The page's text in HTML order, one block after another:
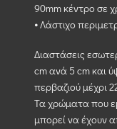
90mm κέντρο σε
⦁ Λάστιχο
Διαστάσεις
cm ανά 5 cm και
περβαζιού μέχρι
Τα χρώματα που
μπορεί να έχουν